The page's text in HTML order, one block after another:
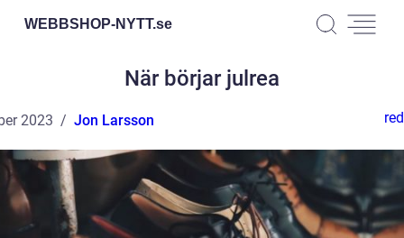
WEBBSHOP-NYTT.se
När börjar julrea
2023 Jon Larsson